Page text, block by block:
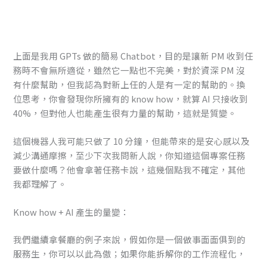
上面是我用 GPTs 做的簡易 Chatbot，目的是讓新 PM 收到任
務時不會無所適從，雖然它一點也不完美，對於資深 PM 沒
有什麼幫助，但我認為對新上任的人是有一定的幫助的。換
位思考，你會發現你所擁有的 know how，就算 AI 只接收到
40%，但對他人也能產生很有力量的幫助，這就是質變。
這個機器人我可能只做了 10 分鐘，但能帶來的是安心感以及
減少溝通摩擦，至少下次我問新人說，你知道這個專案任務
要做什麼嗎？他會拿著任務卡說，這幾個點我不確定，其他
我都理解了。
Know how + AI 產生的量變：
我們繼續拿餐廳的例子來說，假如你是一個做事面面俱到的
服務生，你可以以此為傲；如果你能拆解你的工作流程化，